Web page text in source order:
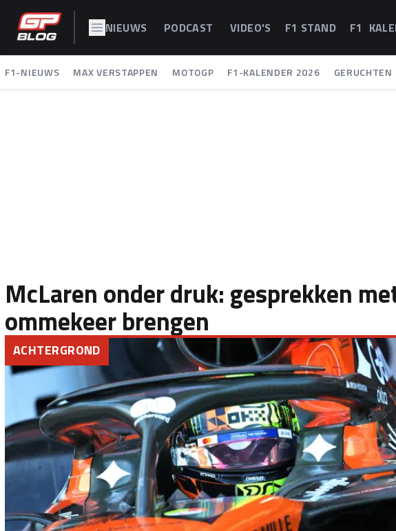
NIEUWS PODCAST VIDEO'S F1 STAND F1
F1-NIEUWS MAX VERSTAPPEN MOTOGP F1-KALENDER 2026 GERUCHTEN
McLaren onder druk: gesprekken
ommekeer brengen
ACHTERGROND